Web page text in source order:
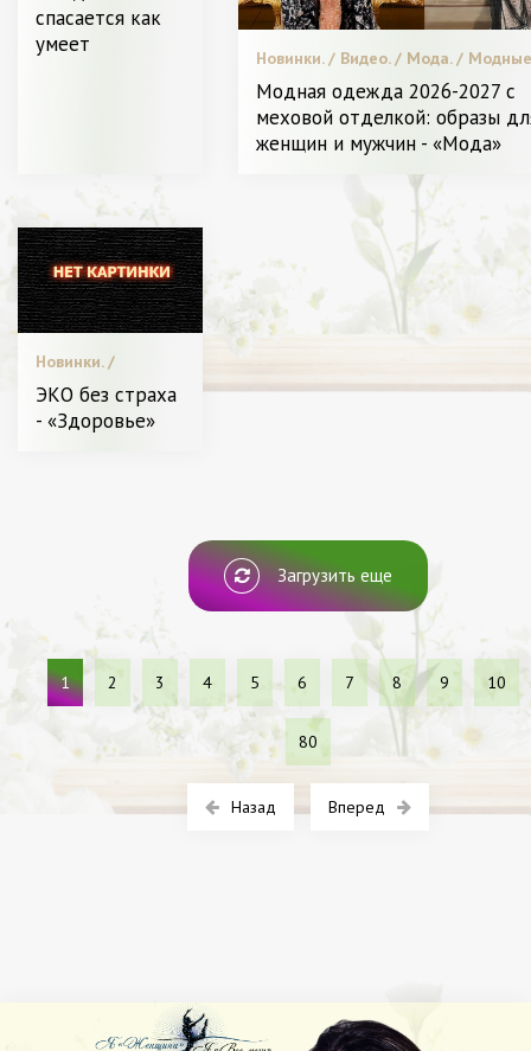
Пластическая
хирургия / Битва
спасается как
умеет
Новинки. / Видео. / Мода. / Модные
тенденции. / Уход за лицом и
Диета и питание. / Я Женщина -
Модная одежда 2026-2027 с
меховой отделкой: образы
женщин и мужчин - «Мода»
Новинки. /
Пластическая
хирургия / Диета
и питание. /
ЭКО без страха
- «Здоровье»
Загрузить еще
Назад
1 2 3 4 5 6 7 8 9 10
80
Вперед